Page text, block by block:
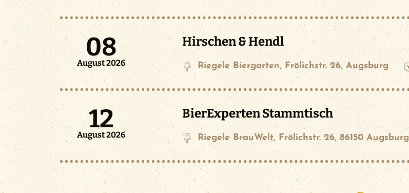
08
August 2026
Hirschen & Hendl
Riegele Biergarten, Frölichstr. 26, Augsburg
12
August 2026
BierExperten Stammtisch
Riegele BrauWelt, Frölichstr. 26, 86150 Augsburg